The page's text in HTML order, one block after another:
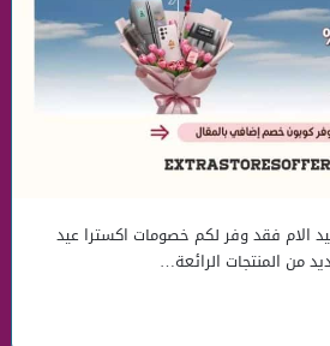
الام فقد وفر لكم خصومات اكسترا عيد